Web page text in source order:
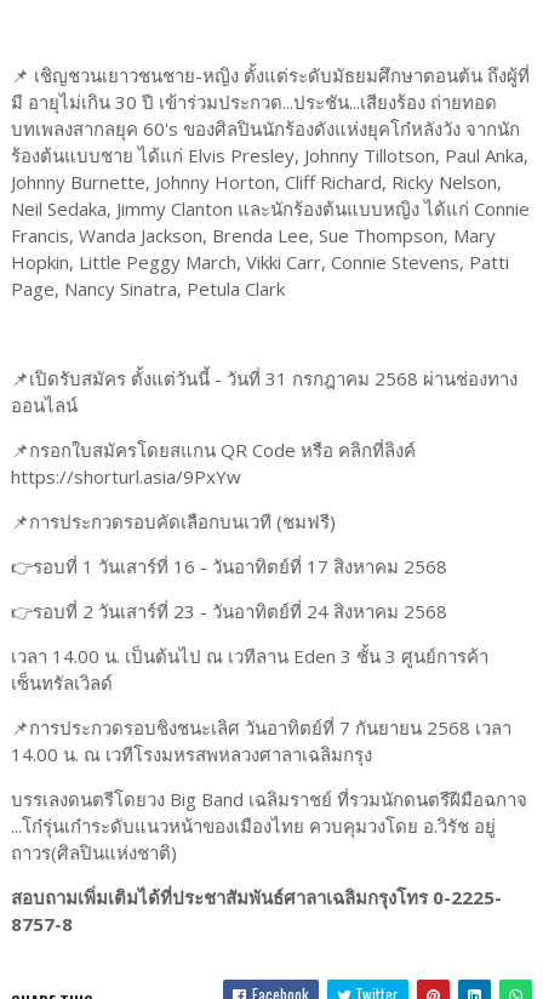
📌 เชิญชวนเยาวชนชาย-หญิง ตั้งแต่ระดับมัธยมศึกษาตอนต้น ถึงผู้ที่
มี อายุไม่เกิน 30 ปี เข้าร่วมประกวด...ประชัน...เสียงร้อง ถ่ายทอด
บทเพลงสากลยุค 60's ของศิลปินนักร้องดังแห่งยุคโก๋หลังวัง จากนัก
ร้องต้นแบบชาย ได้แก่ Elvis Presley, Johnny Tillotson, Paul Anka,
Johnny Burnette, Johnny Horton, Cliff Richard, Ricky Nelson,
Neil Sedaka, Jimmy Clanton และนักร้องต้นแบบหญิง ได้แก่ Connie
Francis, Wanda Jackson, Brenda Lee, Sue Thompson, Mary
Hopkin, Little Peggy March, Vikki Carr, Connie Stevens, Patti
Page, Nancy Sinatra, Petula Clark
📌เปิดรับสมัคร ตั้งแต่วันนี้ - วันที่ 31 กรกฎาคม 2568 ผ่านช่องทาง
ออนไลน์
📌กรอกใบสมัครโดยสแกน QR Code หรือ คลิกที่ลิงค์
https://shorturl.asia/9PxYw
📌การประกวดรอบคัดเลือกบนเวที (ชมฟรี)
👉รอบที่ 1 วันเสาร์ที่ 16 - วันอาทิตย์ที่ 17 สิงหาคม 2568
👉รอบที่ 2 วันเสาร์ที่ 23 - วันอาทิตย์ที่ 24 สิงหาคม 2568
เวลา 14.00 น. เป็นต้นไป ณ เวทีลาน Eden 3 ชั้น 3 ศูนย์การค้า
เซ็นทรัลเวิลด์
📌การประกวดรอบชิงชนะเลิศ วันอาทิตย์ที่ 7 กันยายน 2568 เวลา
14.00 น. ณ เวทีโรงมหรสพหลวงศาลาเฉลิมกรุง
บรรเลงดนตรีโดยวง Big Band เฉลิมราชย์ ที่รวมนักดนตรีฝีมือฉกาจ
...โก๋รุ่นเก๋าระดับแนวหน้าของเมืองไทย ควบคุมวงโดย อ.วิรัช อยู่
ถาวร(ศิลปินแห่งชาติ)
สอบถามเพิ่มเติมได้ที่ประชาสัมพันธ์ศาลาเฉลิมกรุงโทร 0-2225-
8757-8